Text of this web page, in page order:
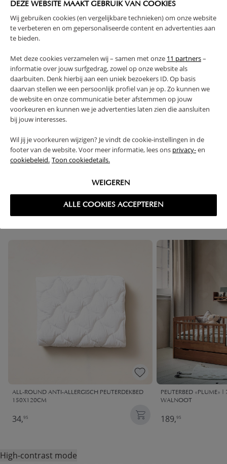
DEZE WEBSITE MAAKT GEBRUIK VAN COOKIES
Wij gebruiken cookies (en vergelijkbare technieken) om onze website
te verbeteren en om gepersonaliseerde content en advertenties aan
te bieden.
Met deze cookies verzamelen wij – samen met onze 11 partners–
informatie over jouw surfgedrag, zowel op onze website als
daarbuiten. Denk hierbij aan een uniek bezoekers ID. Op basis
daarvan stellen we een persoonlijk profiel van je op. Zo kunnen we
de website en onze communicatie beter afstemmen op jouw
voorkeuren en kunnen we je advertenties laten zien die aansluiten
bij jouw interesses.
Wil jij je voorkeuren wijzigen? Je vindt de cookie-instellingen in de
footer van de website. Voor meer informatie, lees ons privacy-en
cookiebeleid. Toon cookiedetails.
WEIGEREN
ALLE COOKIES ACCEPTEREN
WAARSCHUWING
PRODUCTEIGENSCHAPPEN
PLUS- EN MINPUNTEN
FAQ
RETOUREN
High-contrast mode
VAAK SAMEN GEKOCHT
ALL-ROUND ANTI-ALLERGISCH PEUTERDEKBED
150X120CM
34,95
PEUTERBED «PLUME»
WALNOOT
189,95
High-contrast mode